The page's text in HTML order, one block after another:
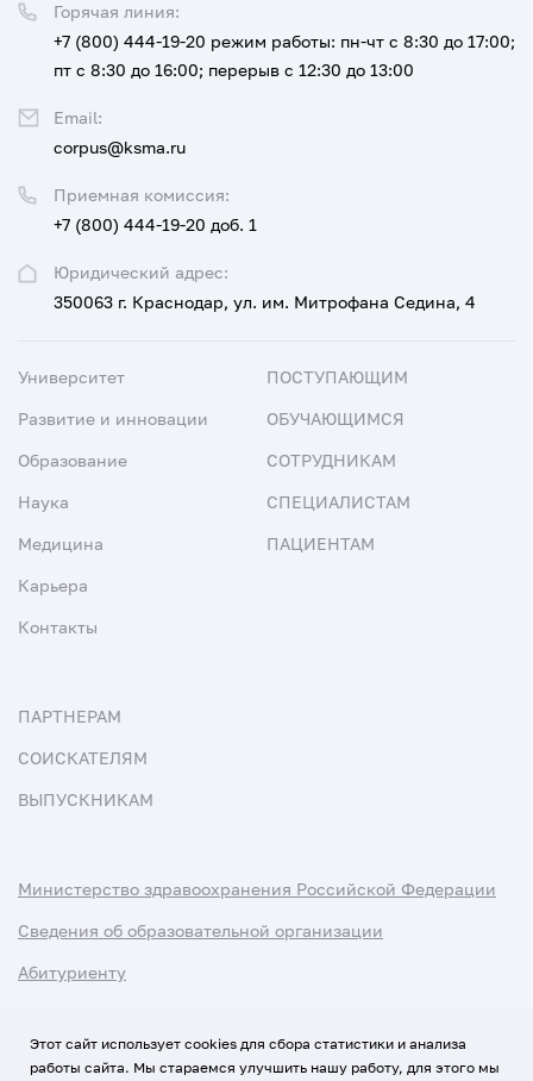
Юридический адрес:
350063 г. Краснодар, ул. им. Митрофана Седина, 4
Приемная комиссия:
+7 (800) 444-19-20 доб. 1
Горячая линия:
+7 (800) 444-19-20 режим работы: пн-чт с 8:30 до 17:00;
пт с 8:30 до 16:00; перерыв с 12:30 до 13:00
Email:
corpus@ksma.ru
Университет
Развитие и инновации
Образование
Наука
Медицина
Карьера
Контакты
ПОСТУПАЮЩИМ
ОБУЧАЮЩИМСЯ
СОТРУДНИКАМ
СПЕЦИАЛИСТАМ
ПАЦИЕНТАМ
ПАРТНЕРАМ
СОИСКАТЕЛЯМ
ВЫПУСКНИКАМ
Министерство здравоохранения Российской Федерации
Сведения об образовательной организации
Абитуриенту
Этот сайт использует cookies для сбора статистики и анализа
работы сайта. Мы стараемся улучшить нашу работу, для этого мы